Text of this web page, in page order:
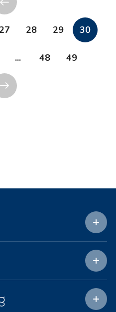
27 28 29 30
... 48 49